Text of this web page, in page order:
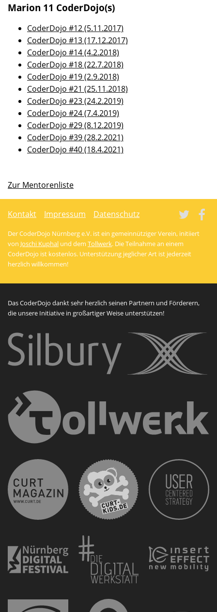
Marion 11 CoderDojo(s)
CoderDojo #12 (5.11.2017)
CoderDojo #13 (17.12.2017)
CoderDojo #14 (4.2.2018)
CoderDojo #18 (22.7.2018)
CoderDojo #19 (2.9.2018)
CoderDojo #21 (25.11.2018)
CoderDojo #23 (24.2.2019)
CoderDojo #24 (7.4.2019)
CoderDojo #29 (8.12.2019)
CoderDojo #39 (28.2.2021)
CoderDojo #40 (18.4.2021)
Zur Mentorenliste
Kontakt Impressum Datenschutz
Der CoderDojo Nürnberg e.V. ist ein gemeinnütziger Verein, initiiert
von Joschi Kuphal und dem Tollwerk. Die Teilnahme an einem
CoderDojo ist kostenlos. Unterstützung jeglicher Art ist jederzeit
herzlich willkommen!
Das CoderDojo dankt sehr herzlich seinen Partnern und Förderern,
die unsere Initiative in großartiger Weise unterstützen!
Nürnberg Digital